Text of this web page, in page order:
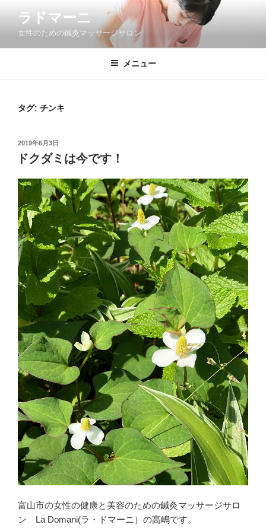
ン
ラドマーニ
女性のための鍼灸マッサージサロン
メニュー
タグ: チンキ
投
稿
日:
2019年6月3日
ドクダミは今です！
富山市の女性の健康と美容のための鍼灸マッサージサロ
ン La Domani(ラ・ドマーニ）の高嶋です。